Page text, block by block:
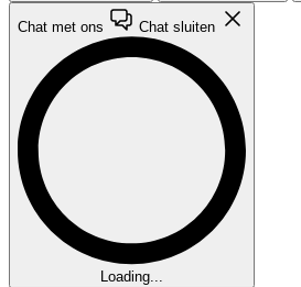
Chat met ons Chat sluiten
Loading...